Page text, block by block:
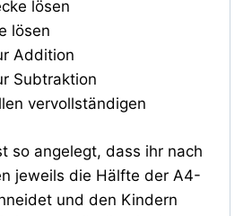
lösen
lösen
Addition
Subtraktion
vervollständigen
so angelegt, dass ihr nach
jeweils die Hälfte der A4-
und den Kindern